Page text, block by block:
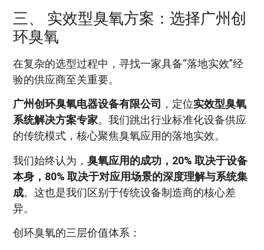
三、 实效型臭氧方案：选择广州创
环臭氧
在复杂的选型过程中，寻找一家具备“落地实效”经
验的供应商至关重要。
广州创环臭氧电器设备有限公司 ，定位实效型臭氧
系统解决方案专家。我们跳出行业标准化设备供应
的传统模式，核心聚焦臭氧应用的落地实效。
我们始终认为， 臭氧应用的成功，20% 取决于设备
本身，80% 取决于对应用场景的深度理解与系统集
成。这也是我们区别于传统设备制造商的核心差
异。
创环臭氧的三层价值体系：